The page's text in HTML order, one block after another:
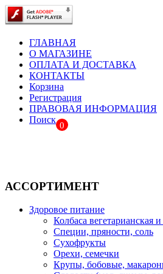
ГЛАВНАЯ
О МАГАЗИНЕ
ОПЛАТА И ДОСТАВКА
КОНТАКТЫ
Корзина
Регистрация
ПРАВОВАЯ ИНФОРМАЦИЯ
Поиск
0
АССОРТИМЕНТ
Здоровое питание
Колбаса вегетарианская
Специи, пряности, соль
Сухофрукты
Орехи, семечки
Крупы, бобовые,